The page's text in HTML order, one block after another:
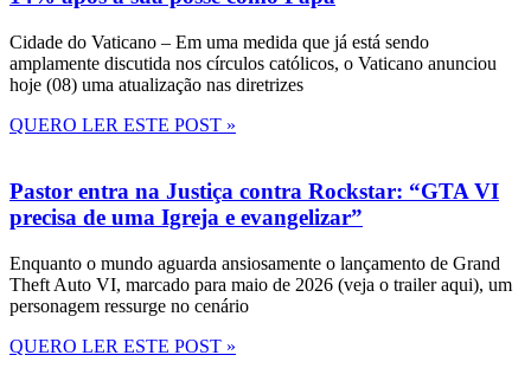
Cidade do Vaticano – Em uma medida que já está sendo
amplamente discutida nos círculos católicos, o Vaticano anunciou
hoje (08) uma atualização nas diretrizes
QUERO LER ESTE POST »
Pastor entra na Justiça contra Rockstar: “GTA VI
precisa de uma Igreja e evangelizar”
Enquanto o mundo aguarda ansiosamente o lançamento de Grand
Theft Auto VI, marcado para maio de 2026 (veja o trailer aqui), um
personagem ressurge no cenário
QUERO LER ESTE POST »